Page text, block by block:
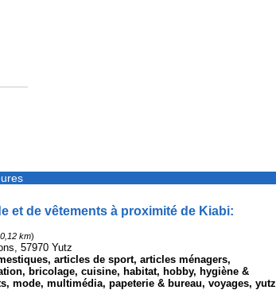
et de vêtements à proximité de Kiabi:
km)
57970 Yutz
articles de sport, articles ménagers,
bricolage, cuisine, habitat, hobby, hygiène &
mode, multimédia, papeterie & bureau, voyages, yutz